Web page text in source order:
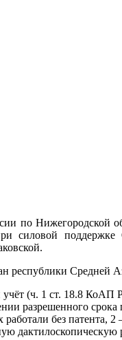
по
силовой
республики
учёт (ч. 1 ст. 18.8 КоАП
разрешенного
работали без